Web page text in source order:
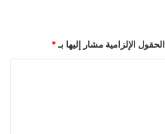
الحقول الإلزامية مشار إليها بـ*